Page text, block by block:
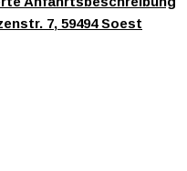
7, 59494 Soest